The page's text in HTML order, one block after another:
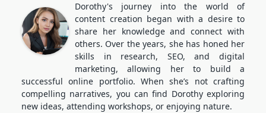
Dorothy's journey into the world of
content creation began with a desire to
share her knowledge and connect with
others. Over the years, she has honed her
skills in research, SEO, and digital
marketing, allowing her to build a
successful online portfolio. When she’s not crafting
compelling narratives, you can find Dorothy exploring
new ideas, attending workshops, or enjoying nature.